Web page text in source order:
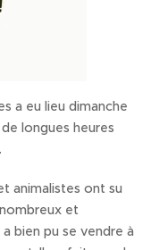
a eu lieu dimanche
longues heures
animalistes ont su
et
bien pu se vendre à